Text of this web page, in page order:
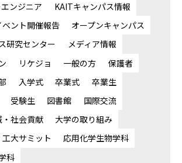
ンジニア
KAITキャンパス情報
ベント開催報告
オープンキャンパス
研究センター
メディア情報
リケジョ 一般の方
保護者
入学式 卒業式
卒業生
受験生 図書館
国際交流
・社会貢献
大学の取り組み
工大サミット
応用化学生物学科
科